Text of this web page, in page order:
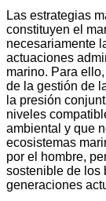
Las estrategias
constituyen el
necesariamente
actuaciones
marino. Para
de la gestión de
la presión
niveles
ambiental y que
ecosistemas
por el hombre,
sostenible de los
generaciones